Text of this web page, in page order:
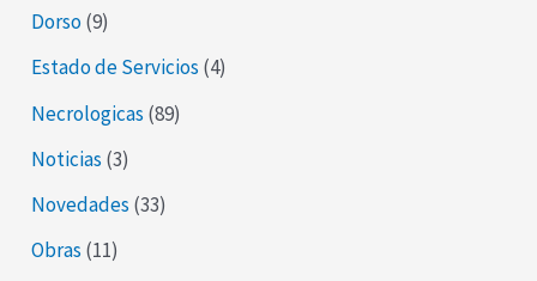
Dorso(9)
Estado de Servicios (4)
Necrologicas (89)
Noticias (3)
Novedades (33)
Obras (11)